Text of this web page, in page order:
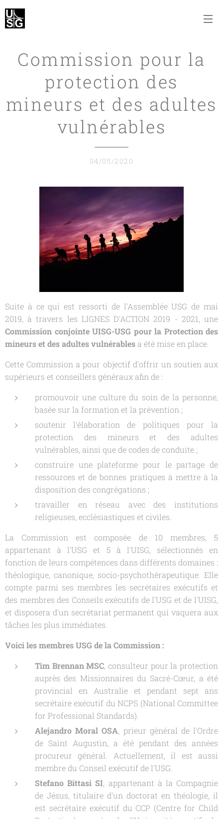
Commission pour la
protection des
mineurs et des adultes
vulnérables
04/05/2020
Suite à ce qui est ressorti de l'Assemblée USG de mai
2019, à travers les LIGNES D'ACTION 2019 - 2021, une
Commission conjointe UISG-USG pour la Protection des
mineurs et des adultes vulnérables a été mise en place.
Cette Commission a pour objectif d'offrir un soutien aux
supérieurs et conseillers généraux afin de :
promouvoir une culture du soin de la personne,
basée sur la formation et la prévention ;
soutenir l'élaboration de politiques pour la
protection des mineurs et des adultes
vulnérables, ainsi que de codes de conduite ;
construire une plateforme pour le partage de
ressources et de bonnes pratiques à mettre à la
disposition des congrégations ;
travailler en réseau avec des institutions
religieuses, ecclésiastiques et civiles.
La Commission est composée de 10 membres, 5
appartenant à l'USG et 5 à l'UISG, sélectionnés en
fonction de leurs compétences dans différents domaines :
théologique, canonique, socio-psychothérapeutique. Elle
compte parmi ses membres les secrétaires exécutifs et
des membres des Conseils exécutifs de l'USG et de l'UISG,
et disposera d'un secrétariat permanent qui vaquera aux
tâches les plus immédiates.
Voici les membres USG de la Commission :
Tim Brennan MSC, consulteur pour la protection
auprès des Missionnaires du Sacré-Cœur, a été
provincial en Australie et pendant sept ans
secrétaire exécutif du NCPS (National Committee
for Professional Standards).
Alejandro Moral OSA, prieur général de l'Ordre
de Saint Augustin, a été pendant des années
procureur général. Actuellement, il est aussi
membre du Conseil exécutif de l'USG.
Stefano Bittasi SI, appartenant à la Compagnie
de Jésus, titulaire d'un doctorat en théologie, il
est secrétaire exécutif du CCP (Centre for Child